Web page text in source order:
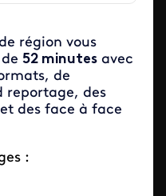
région vous
52 minutes avec
de
reportage, des
des face à face
: